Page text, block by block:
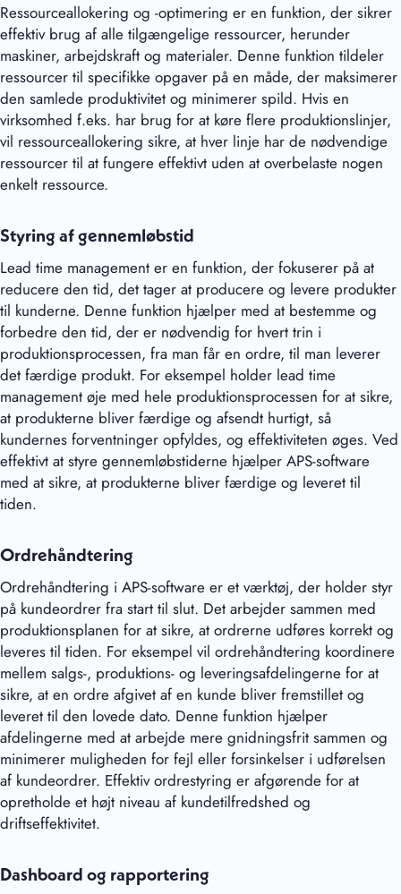
Ressourceallokering og -optimering er en funktion, der sikrer
effektiv brug af alle tilgængelige ressourcer, herunder
maskiner, arbejdskraft og materialer. Denne funktion tildeler
ressourcer til specifikke opgaver på en måde, der maksimerer
den samlede produktivitet og minimerer spild. Hvis en
virksomhed f.eks. har brug for at køre flere produktionslinjer,
vil ressourceallokering sikre, at hver linje har de nødvendige
ressourcer til at fungere effektivt uden at overbelaste nogen
enkelt ressource.
Styring af gennemløbstid
Lead time management er en funktion, der fokuserer på at
reducere den tid, det tager at producere og levere produkter
til kunderne. Denne funktion hjælper med at bestemme og
forbedre den tid, der er nødvendig for hvert trin i
produktionsprocessen, fra man får en ordre, til man leverer
det færdige produkt. For eksempel holder lead time
management øje med hele produktionsprocessen for at sikre,
at produkterne bliver færdige og afsendt hurtigt, så
kundernes forventninger opfyldes, og effektiviteten øges. Ved
effektivt at styre gennemløbstiderne hjælper APS-software
med at sikre, at produkterne bliver færdige og leveret til
tiden.
Ordrehåndtering
Ordrehåndtering i APS-software er et værktøj, der holder styr
på kundeordrer fra start til slut. Det arbejder sammen med
produktionsplanen for at sikre, at ordrerne udføres korrekt og
leveres til tiden. For eksempel vil ordrehåndtering koordinere
mellem salgs-, produktions- og leveringsafdelingerne for at
sikre, at en ordre afgivet af en kunde bliver fremstillet og
leveret til den lovede dato. Denne funktion hjælper
afdelingerne med at arbejde mere gnidningsfrit sammen og
minimerer muligheden for fejl eller forsinkelser i udførelsen
af kundeordrer. Effektiv ordrestyring er afgørende for at
opretholde et højt niveau af kundetilfredshed og
driftseffektivitet.
Dashboard og rapportering